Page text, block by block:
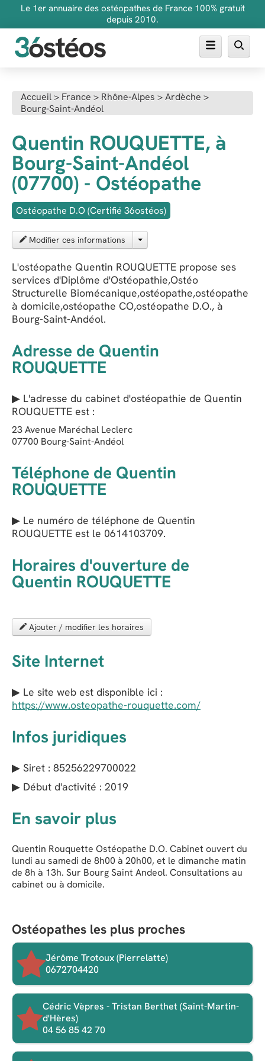
Le 1er annuaire des ostéopathes de France 100% gratuit
depuis 2010.
FAQ
Inscrire son cabinet
Accueil> France > Rhône-Alpes >Ardèche >
Bourg-Saint-Andéol
Quentin ROUQUETTE, à
Bourg-Saint-Andéol
(07700) - Ostéopathe
Ostéopathe D.O (Certifié 36ostéos)
Modifier ces informations
L'ostéopathe Quentin ROUQUETTE propose ses
services d'Diplôme d'Ostéopathie,Ostéo
Structurelle Biomécanique,ostéopathe,ostéopathe
à domicile,ostéopathe CO,ostéopathe D.O., à
Bourg-Saint-Andéol.
Adresse de Quentin
ROUQUETTE
▶ L'adresse du cabinet d'ostéopathie de Quentin
ROUQUETTE est :
23 Avenue Maréchal Leclerc
07700 Bourg-Saint-Andéol
Téléphone de Quentin
ROUQUETTE
▶ Le numéro de téléphone de Quentin
ROUQUETTE est le 0614103709.
Horaires d'ouverture de
Quentin ROUQUETTE
Ajouter / modifier les horaires
Site Internet
▶ Le site web est disponible ici :
https://www.osteopathe-rouquette.com/
Infos juridiques
▶ Siret : 85256229700022
▶ Début d'activité : 2019
En savoir plus
Quentin Rouquette Ostéopathe D.O. Cabinet ouvert du
lundi au samedi de 8h00 à 20h00, et le dimanche matin
de 8h à 13h. Sur Bourg Saint Andeol. Consultations au
cabinet ou à domicile.
Ostéopathes les plus proches
Jérôme Trotoux (Pierrelatte)
0672704420
Cédric Vèpres - Tristan Berthet (Saint-Martin-
d'Hères)
04 56 85 42 70